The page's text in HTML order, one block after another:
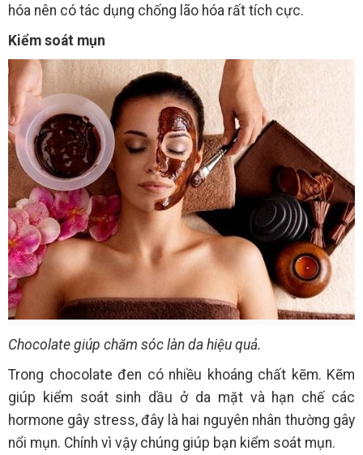
hóa nên có tác dụng chống lão hóa rất tích cực.
Kiểm soát mụn
Chocolate giúp chăm sóc làn da hiệu quả.
Trong chocolate đen có nhiều khoáng chất kẽm. Kẽm
giúp kiểm soát sinh dầu ở da mặt và hạn chế các
hormone gây stress, đây là hai nguyên nhân thường gây
nổi mụn. Chính vì vậy chúng giúp bạn kiểm soát mụn.